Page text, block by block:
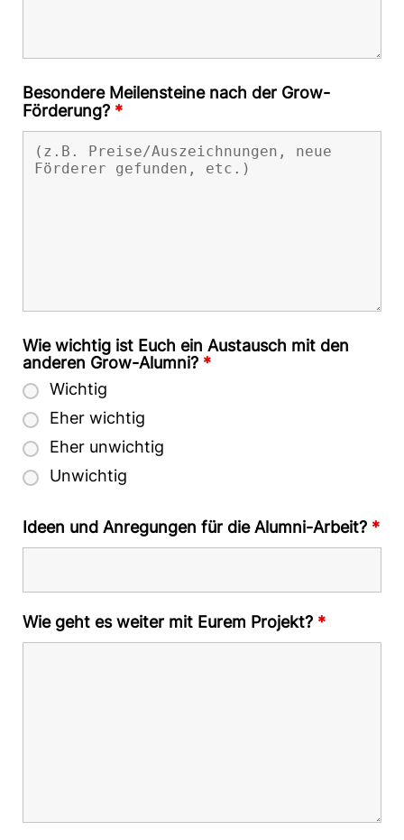
Besondere Meilensteine nach der Grow-
Förderung? *
Wie wichtig ist Euch ein Austausch mit den
anderen Grow-Alumni? *
Wichtig
Eher wichtig
Eher unwichtig
Unwichtig
Ideen und Anregungen für die Alumni-Arbeit? *
Wie geht es weiter mit Eurem Projekt? *